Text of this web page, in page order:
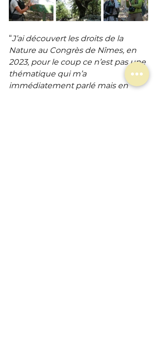
“J’ai découvert les droits de la
Nature au Congrès de Nîmes, en
2023, pour le coup ce n’est pas une
thématique qui m’a
immédiatement parlé mais en